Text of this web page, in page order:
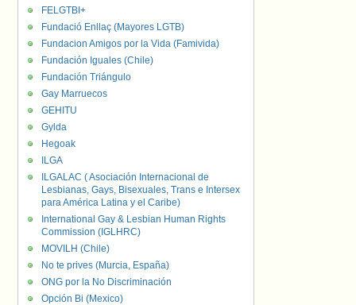
FELGTBI+
Fundació Enllaç (Mayores LGTB)
Fundacion Amigos por la Vida (Famivida)
Fundación Iguales (Chile)
Fundación Triángulo
Gay Marruecos
GEHITU
Gylda
Hegoak
ILGA
ILGALAC ( Asociación Internacional de
Lesbianas, Gays, Bisexuales, Trans e Intersex
para América Latina y el Caribe)
International Gay & Lesbian Human Rights
Commission (IGLHRC)
MOVILH (Chile)
No te prives (Murcia, España)
ONG por la No Discriminación
Opción Bi (Mexico)